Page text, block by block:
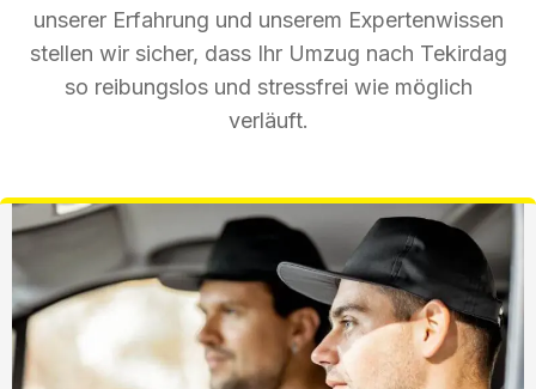
unserer Erfahrung und unserem Expertenwissen
stellen wir sicher, dass Ihr Umzug nach Tekirdag
so reibungslos und stressfrei wie möglich
verläuft.